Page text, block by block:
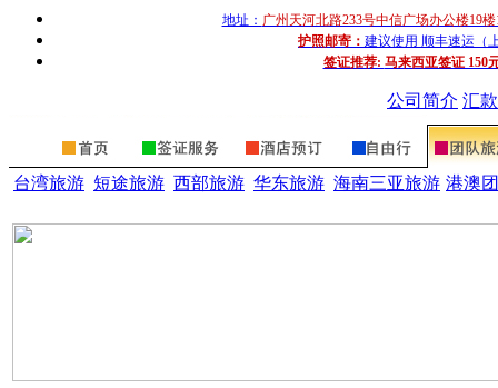
地址： 广州天河北路233号中信广场办公楼19
护照邮寄： 建议使用 顺丰速运（
签证推荐: 马来西亚签证 150
公司简介 汇
台湾旅游 短途旅游 西部旅游 华东旅游 海南三亚旅游 港澳